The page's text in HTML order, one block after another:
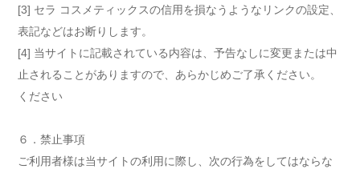
[3] セラ コスメティックスの信用を損なうようなリンクの設定、
表記などはお断りします。
[4] 当サイトに記載されている内容は、予告なしに変更または中
止されることがありますので、あらかじめご了承ください。
ください
６．禁止事項
ご利用者様は当サイトの利用に際し、次の行為をしてはならな